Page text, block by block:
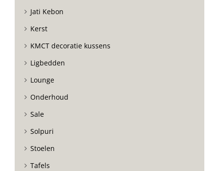
Jati Kebon
Kerst
KMCT decoratie kussens
Ligbedden
Lounge
Onderhoud
Sale
Solpuri
Stoelen
Tafels